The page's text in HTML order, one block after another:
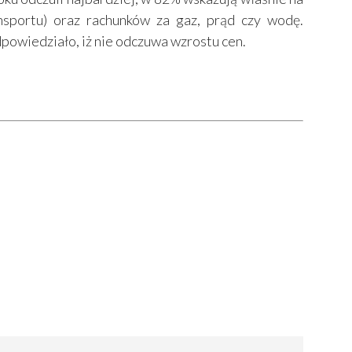
oraz rachunków za gaz, prąd czy wodę.
iż nie odczuwa wzrostu cen.